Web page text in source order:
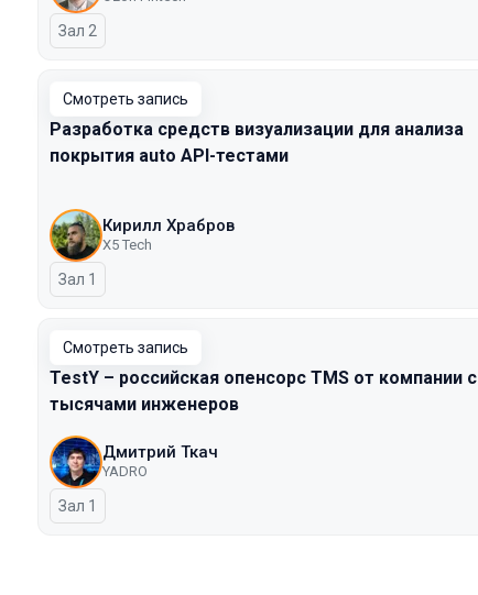
Зал 2
Смотреть запись
Разработка средств визуализации для анализа
покрытия auto API-тестами
Кирилл Храбров
X5 Tech
Зал 1
Смотреть запись
TestY – российская опенсорс TMS от компании с
тысячами инженеров
Дмитрий Ткач
YADRO
Зал 1